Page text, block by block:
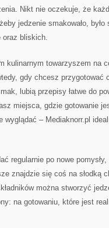
Nikt nie oczekuje, że
jedzenie smakowało, było
oraz bliskich.
kulinarnym towarzyszem na
gdy chcesz przygotować
lubią przepisy łatwe do
miejsca, gdzie gotowanie
wyglądać – Mediaknorr.pl
regularnie po nowe
znajdzie się coś na słodką
można stworzyć
na gotowaniu, które jest